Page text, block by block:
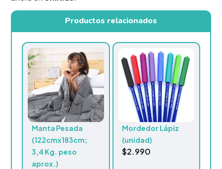
Productos relacionados
Manta Pesada
(122cmx183cm;
3,4 Kg. peso
aprox.)
Mordedor Lápiz
(unidad)
$2.990